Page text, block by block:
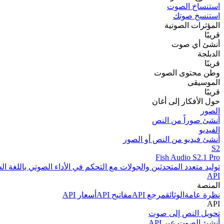
استنساخ الصوت
استنسخ صوتك
المؤثرات الصوتية
قريبًا
أنشئ أي صوت
الدبلجة
قريبًا
وطن محتوى الصوت
الموسيقى
قريبًا
حول الأفكار إلى أغان
الصور
أنشئ صوراً من النص
الفيديو
أنشئ فيديو من النص أو الصور
S2
Fish Audio S2.1 Pro
توليد متعدد المتحدثين والجولات مع التحكم في الأداء الصوتي باللغة
API
المنصة
نظرة عامة الوثائقمرجع API مفاتيح API
أسعار API
API
تحويل النص إلى صوت